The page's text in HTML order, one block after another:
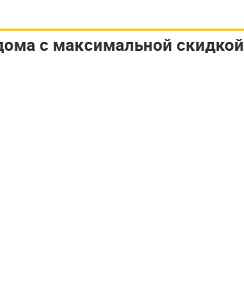
с максимальной скидкой